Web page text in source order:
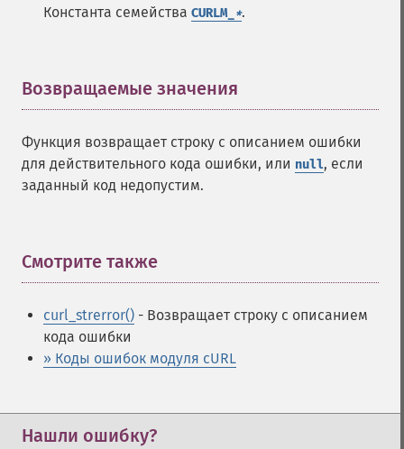
Константа семейства CURLM_ *.
Возвращаемые значения
Функция возвращает строку с описанием ошибки
для действительного кода ошибки, или null, если
заданный код недопустим.
Смотрите также
curl_strerror() - Возвращает строку с описанием
кода ошибки
» Коды ошибок модуля cURL
Нашли ошибку?